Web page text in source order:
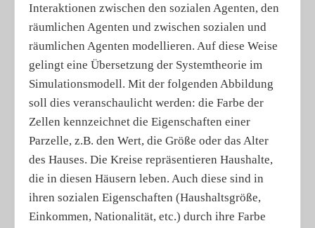
Interaktionen zwischen den sozialen Agenten, den
räumlichen Agenten und zwischen sozialen und
räumlichen Agenten modellieren. Auf diese Weise
gelingt eine Übersetzung der Systemtheorie im
Simulationsmodell. Mit der folgenden Abbildung
soll dies veranschaulicht werden: die Farbe der
Zellen kennzeichnet die Eigenschaften einer
Parzelle, z.B. den Wert, die Größe oder das Alter
des Hauses. Die Kreise repräsentieren Haushalte,
die in diesen Häusern leben. Auch diese sind in
ihren sozialen Eigenschaften (Haushaltsgröße,
Einkommen, Nationalität, etc.) durch ihre Farbe